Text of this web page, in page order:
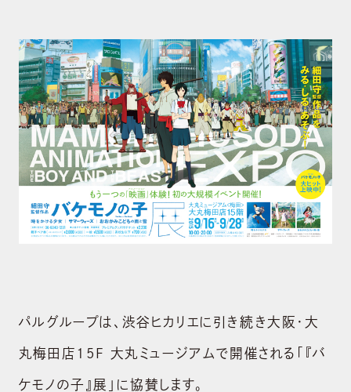
パルグループは、渋谷ヒカリエに引き続き大阪・大
丸梅田店15F 大丸ミュージアムで開催される「『バ
ケモノの子』展」に協賛します。